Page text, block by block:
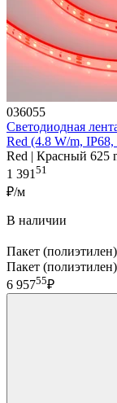
036055
Светодиодная
Red (4.8 W/m,
Red | Красный 625
1 39151
₽/м
В наличии
Пакет
Пакет
6 95755₽